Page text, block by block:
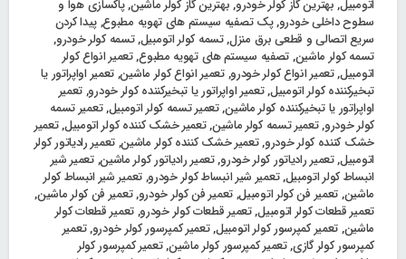
اتومبیل,بهترین گاز کولر خودرو,بهترین گاز کولر ماشین,پاکسازی هوا و
سطوح داخلی خودرو,پک تصفیه سیستم های تهویه مطبوع,پیدا کردن
سریع اتصالی و قطعی برق منزل,تسمه کولر اتومبیل,تسمه کولر خودرو,
تسمه کولر ماشین,تصفیه سیستم های تهویه مطبوع,تعمیر انواع کولر
اتومبیل,تعمیر انواع کولر خودرو,تعمیر انواع کولر ماشین,تعمیر اواپراتور یا
تبخیرکننده کولر اتومبیل,تعمیر اواپراتور یا تبخیرکننده کولر خودرو,تعمیر
اواپراتور یا تبخیرکننده کولر ماشین,تعمیر تسمه کولر اتومبیل,تعمیر تسمه
کولر خودرو,تعمیر تسمه کولر ماشین,تعمیر خشک‌ کننده کولر اتومبیل,تعمیر
خشک‌ کننده کولر خودرو,تعمیر خشک‌ کننده کولر ماشین,تعمیر رادیاتور کولر
اتومبیل,تعمیر رادیاتور کولر خودرو,تعمیر رادیاتور کولر ماشین,تعمیر شیر
انبساط کولر اتومبیل,تعمیر شیر انبساط کولر خودرو,تعمیر شیر انبساط کولر
ماشین,تعمیر فن کولر اتومبیل,تعمیر فن کولر خودرو,تعمیر فن کولر ماشین,
تعمیر قطعات کولر اتومبیل,تعمیر قطعات کولر خودرو,تعمیر قطعات کولر
ماشین,تعمیر کمپرسور کولر اتومبیل,تعمیر کمپرسور کولر خودرو,تعمیر
کمپرسور کولر گازی,تعمیر کمپرسور کولر ماشین,تعمیر کمپرسور کولر